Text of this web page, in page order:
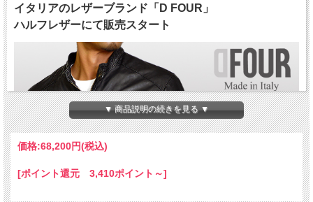
イタリアのレザーブランド「D FOUR」
ハルフレザーにて販売スタート
▼ 商品説明の続きを見る ▼
価格:68,200円(税込)
[ポイント還元 3,410ポイント～]